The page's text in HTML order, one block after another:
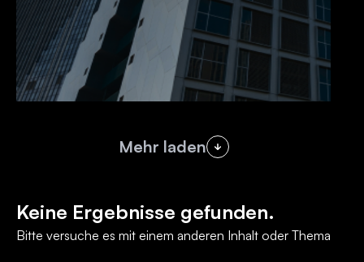
Mehr laden
Keine Ergebnisse gefunden.
Bitte versuche es mit einem anderen Inhalt oder Thema